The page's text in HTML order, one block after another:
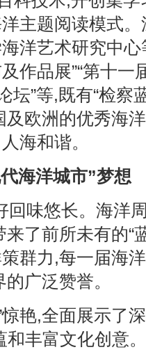
主题阅读模式
洋艺术研究中
作品展”“第十一
坛”等,既有“检察
及欧洲的优秀海
海和谐。
海洋城市”梦想
回味悠长。海洋
了前所未有的“
群力,每一届海
广泛赞誉。
惊艳,全面展示了
和丰富文化创意